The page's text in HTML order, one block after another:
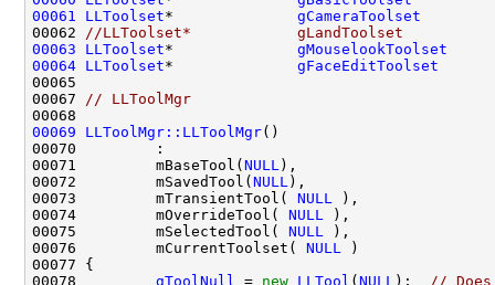
00061
LLToolset* gCameraToolset
00062
//LLToolset*            gLandToolset
00063
LLToolset* gMouselookToolset
00064 LLToolset* gFaceEditToolset
00067
// LLToolMgr
00069
LLToolMgr::LLToolMgr
00071         mBaseTool( NULL
00072         mSavedTool( NULL
00073         mTransientTool( NULL
00074         mOverrideTool( NULL
00075         mSelectedTool( NULL
00076         mCurrentToolset( NULL
00078 gToolNull = new LLTool ( NULL );
//